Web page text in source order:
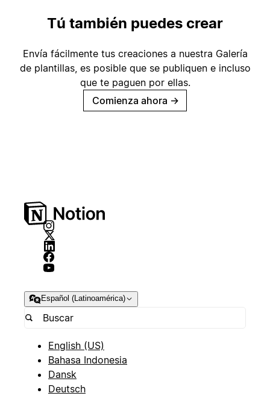
Tú también puedes crear
Envía fácilmente tus creaciones a nuestra Galería
de plantillas, es posible que se publiquen e incluso
que te paguen por ellas.
Comienza ahora →
Español (Latinoamérica)
English (US)
Bahasa Indonesia
Dansk
Deutsch